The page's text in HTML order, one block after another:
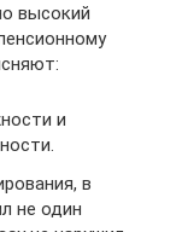
высокий
и
в
не один